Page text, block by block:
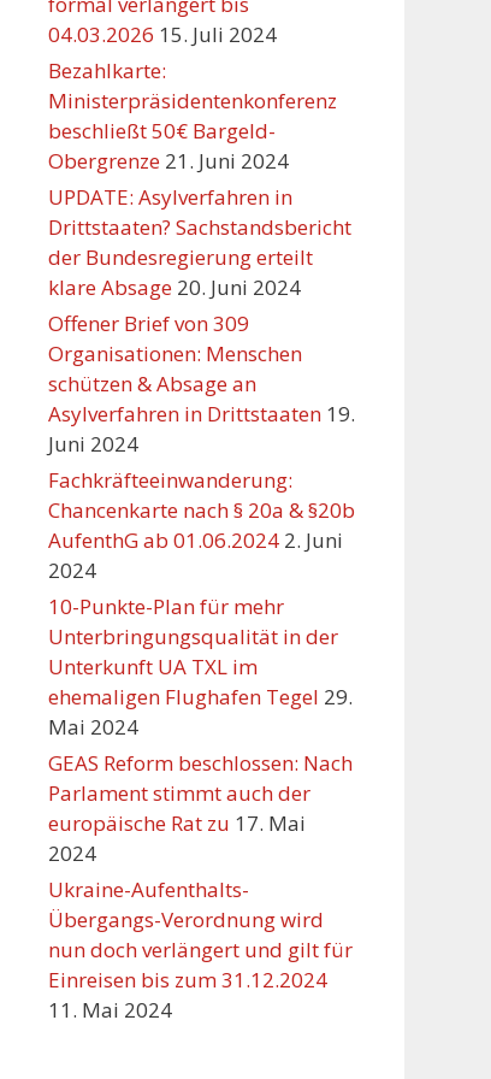
04.03.2026 15. Juli 2024
Bezahlkarte:
Ministerpräsidentenkonferenz
beschließt 50€ Bargeld-
Obergrenze 21. Juni 2024
UPDATE: Asylverfahren in
Drittstaaten? Sachstandsbericht
der Bundesregierung erteilt
klare Absage 20. Juni 2024
Offener Brief von 309
Organisationen: Menschen
schützen & Absage an
Asylverfahren in Drittstaaten 19.
Juni 2024
Fachkräfteeinwanderung:
Chancenkarte nach § 20a & §20b
AufenthG ab 01.06.2024 2. Juni
2024
10-Punkte-Plan für mehr
Unterbringungsqualität in der
Unterkunft UA TXL im
ehemaligen Flughafen Tegel 29.
Mai 2024
GEAS Reform beschlossen: Nach
Parlament stimmt auch der
europäische Rat zu 17. Mai
2024
Ukraine-Aufenthalts-
Übergangs-Verordnung wird
nun doch verlängert und gilt für
Einreisen bis zum 31.12.2024
11. Mai 2024